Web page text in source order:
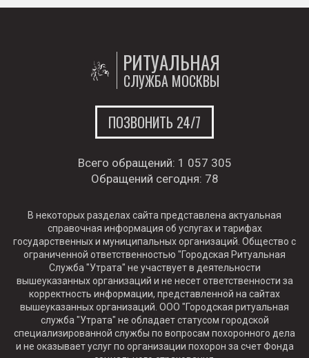
РИТУАЛЬНАЯ
СЛУЖБА МОСКВЫ
ПОЗВОНИТЬ 24/7
Всего обращений: 1 057 305
Обращений сегодня: 78
В некоторых разделах сайта представлена актуальная
справочная информация об услугах и тарифах
государственных и муниципальных организаций. Общество с
ограниченной ответственностью "Городская Ритуальная
Служба "Утрата" не участвует в деятельности
вышеуказанных организаций и не несет ответственности за
корректность информации, представленной на сайтах
вышеуказанных организаций. ООО "Городская ритуальная
служба "Утрата" не обладает статусом городской
специализированной службы по вопросам похоронного дела
и не оказывает услуг по организации похорон за счет Фонда